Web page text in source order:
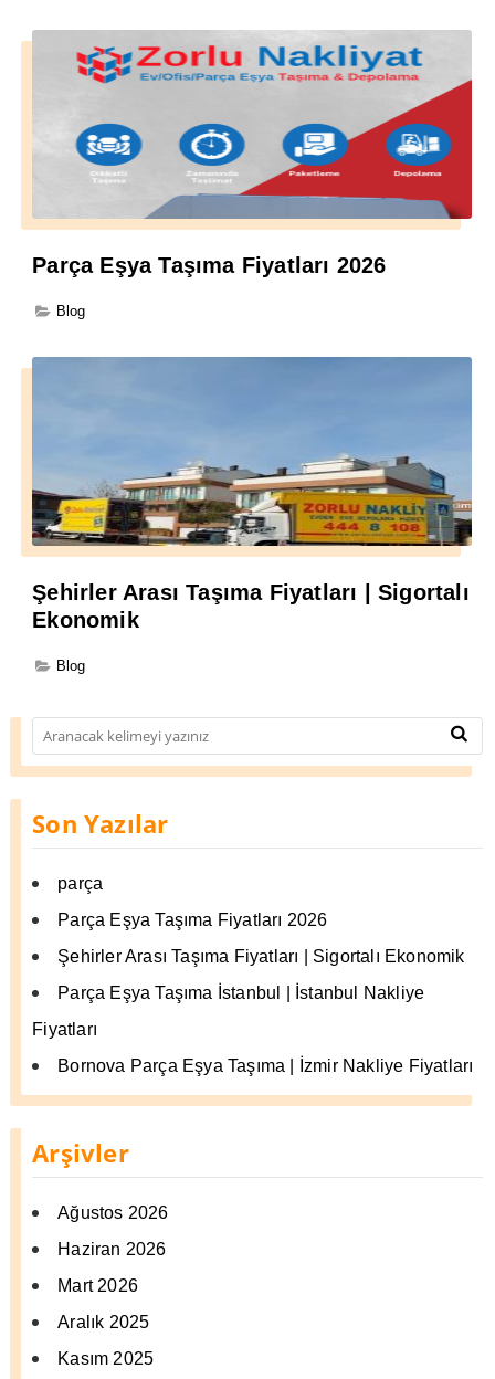
Parça Eşya Taşıma Fiyatları 2026
Blog
Şehirler Arası Taşıma Fiyatları | Sigortalı
Ekonomik
Blog
Son Yazılar
parça
Parça Eşya Taşıma Fiyatları 2026
Şehirler Arası Taşıma Fiyatları | Sigortalı Ekonomik
Parça Eşya Taşıma İstanbul | İstanbul Nakliye
Fiyatları
Bornova Parça Eşya Taşıma | İzmir Nakliye Fiyatları
Arşivler
Ağustos 2026
Haziran 2026
Mart 2026
Aralık 2025
Kasım 2025